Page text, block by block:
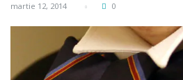
martie 12, 2014 0